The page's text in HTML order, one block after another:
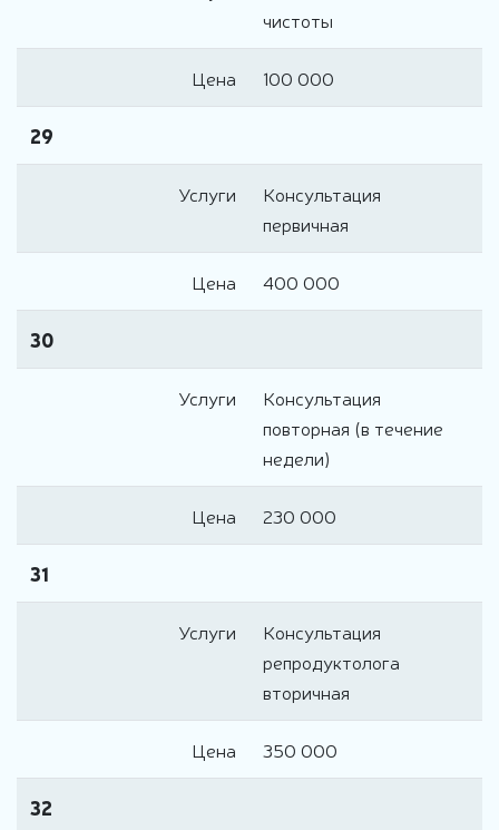
чистоты
Цена 100 000
29
Услуги
Консультация
первичная
Цена 400 000
30
Услуги
Консультация
повторная (в течение
недели)
Цена 230 000
31
Услуги
Консультация
репродуктолога
вторичная
Цена 350 000
32